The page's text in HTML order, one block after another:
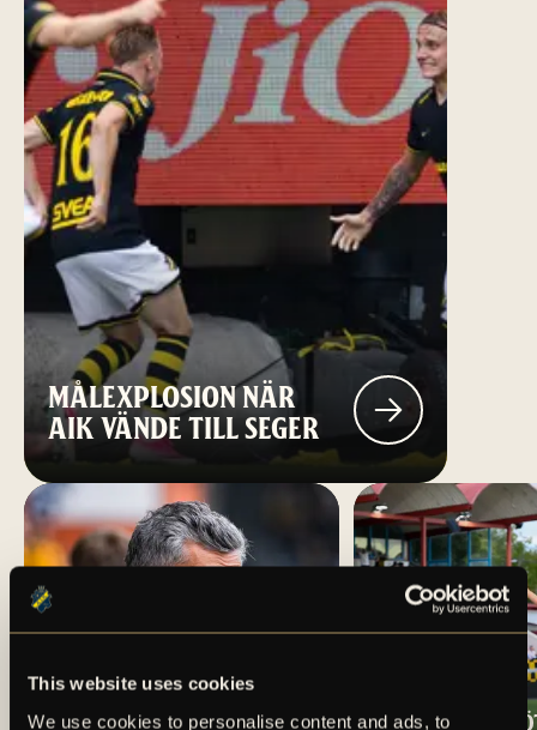
This website uses cookies
We use cookies to personalise content and ads, to
MÅLEXPLOSION NÄR
AIK VÄNDE TILL SEGER
TRUPPEN MOT OSCARSSON